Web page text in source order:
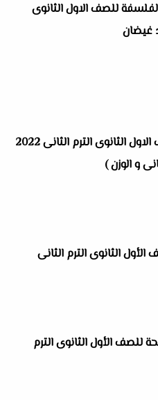
للصف الاول الثانوى
6 اختبارات الكترونية فيزياء الصف الاول الثانوى الترم الثانى 2022
و الوزن )
الثانوى الترم الثانى
فقط فى 15 صفحة للصف الأول الثانوى الترم